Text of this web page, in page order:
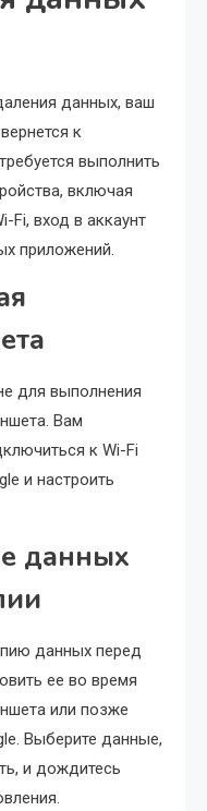
данных, ваш
к
выполнить
включая
Fi, вход в аккаунт
приложений.
для выполнения
Вам
к Wi-Fi
и настроить
данных
данных перед
ее во время
или позже
Выберите данные,
и дождитесь